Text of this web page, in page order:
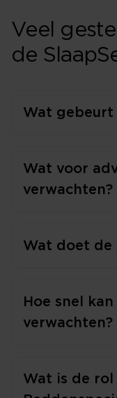
Veel
de
Wat gebeurt
Wat voor
verwachten?
Wat doet de
Hoe snel
verwachten?
Wat is de rol